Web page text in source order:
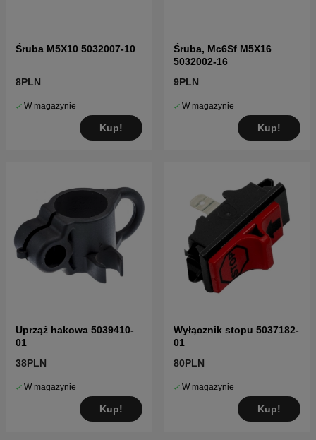
Śruba M5X10 5032007-10
8PLN
W magazynie
Kup!
Śruba, Mc6Sf M5X16
5032002-16
9PLN
W magazynie
Kup!
Uprząż hakowa 5039410-
01
38PLN
W magazynie
Kup!
Wyłącznik stopu 5037182-
01
80PLN
W magazynie
Kup!